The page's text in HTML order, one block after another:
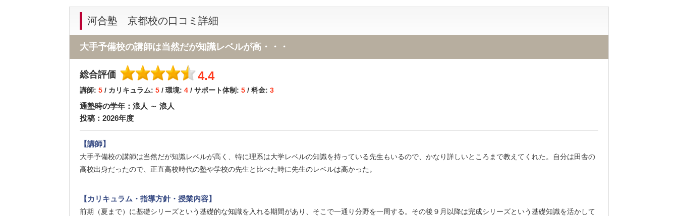
河合塾 京都校の口コミ詳細
大手予備校の講師は当然だが知識レベルが高・・・
総合評価 4.4
講師: 5 / カリキュラム: 5 / 環境: 4 / サポート体制: 5 / 料金: 3
通塾時の学年：浪人 ～ 浪人
投稿：2026年度
【講師】
大手予備校の講師は当然だが知識レベルが高く、特に理系は大学レベルの知識を持っている先生もいるので、かなり詳しいところまで教えてくれた。自分は田舎の
高校出身だったので、正直高校時代の塾や学校の先生と比べた時に先生のレベルは高かった。
【カリキュラム・指導方針・授業内容】
前期（夏まで）に基礎シリーズという基礎的な知識を入れる期間があり、そこで一通り分野を一周する。その後９月以降は完成シリーズという基礎知識を活かして